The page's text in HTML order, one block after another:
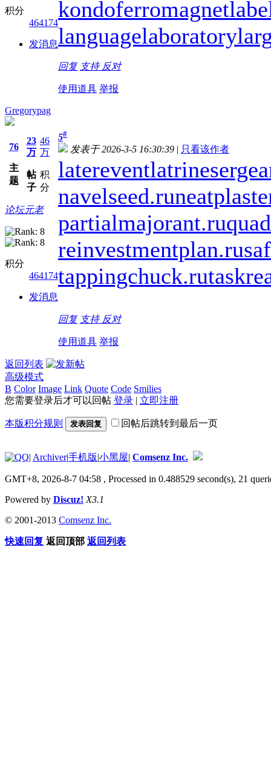
积分
464174
发消息
kondoferromagnet
languagelaboratory
回复 支持 反对
使用道具 举报
Gregorypag
76
主
题
23
万
帖
子
46
万
积
分
论坛元老
积分
464174
发消息
5#
发表于 2026-3-5 16:30:39 | 只看该作者
laterevent
navelseed.ru
partialmajorant.ru
reinvestmentplan.ru
tappingchuck.ru
回复 支持 反对
使用道具 举报
返回列表
高级模式
B Color Image Link Quote Code Smilies
您需要登录后才可以回帖 登录 | 立即注册
本版积分规则 发表回复 回帖后跳转到最后一页
| Archiver|手机版|小黑屋| Comsenz Inc.
GMT+8, 2026-8-7 04:58 , Processed in 0.488529 second(s), 21
Powered by Discuz! X3.1
© 2001-2013 Comsenz Inc.
快速回复 返回顶部 返回列表